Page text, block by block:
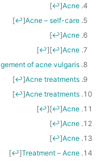
Acne
[
↩
]
Acne – self-care
[
↩
]
Acne
[
↩
]
Acne
[
↩
]
[
↩
]
of acne vulgaris
Acne treatments
[
↩
]
Acne treatments
[
↩
]
Acne
[
↩
]
[
↩
]
Acne
[
↩
]
Acne
[
↩
]
Treatment – Acne
[
↩
]